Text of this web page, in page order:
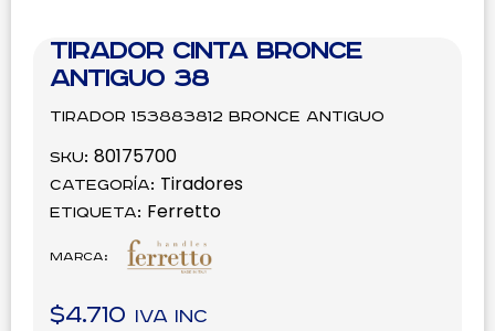
Tirador Cinta Bronce
Antiguo 38
Tirador 153883812 Bronce Antiguo
SKU: 80175700
Categoría: Tiradores
Etiqueta: Ferretto
Marca:
$4.710 IVA inc